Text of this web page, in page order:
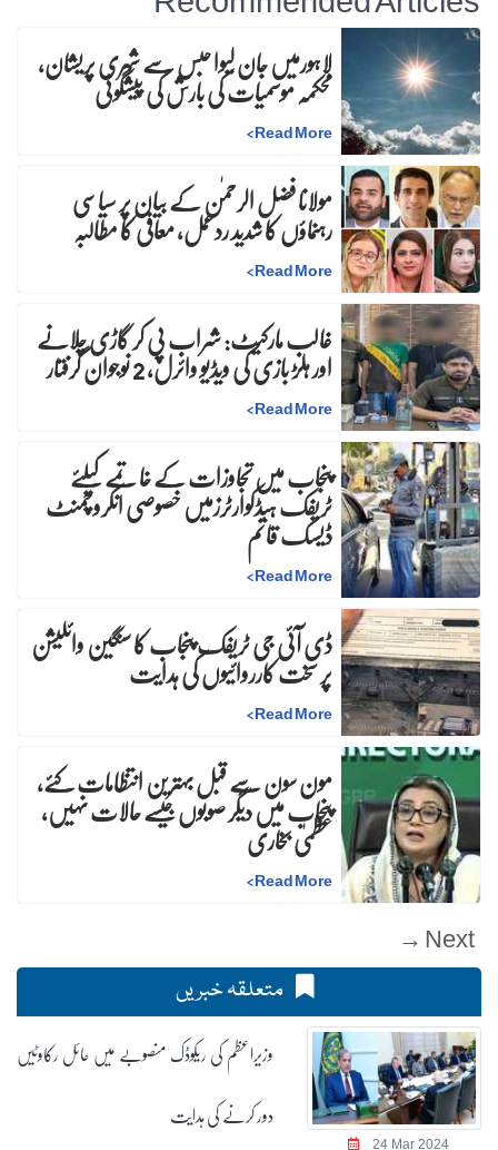
لاہورمیں جان لیوا حبس سے شہری پریشان،
محکمہ موسمیات کی بارش کی پیشگوئی
Read More
>
مولانا فضل الرحمٰن کے بیان پر سیاسی
رہنماؤں کا شدید ردعمل، معافی کا مطالبہ
Read More
>
غالب مارکیٹ: شراب پی کر گاڑی چلانے
اور ہلڑ بازی کی ویڈیو وائرل، 2 نوجوان گرفتار
Read More
>
پنجاب میں تجاوزات کے خاتمے کیلئے
ٹریفک ہیڈکوارٹرزمیں خصوصی انکروچمنٹ
ڈیسک قائم
Read More
>
ڈی آئی جی ٹریفک پنجاب کا سنگین وائلیشن
پر سخت کارروائیوں کی ہدایت
Read More
>
مون سون سے قبل بہترین انتظامات کئے،
پنجاب میں دیگر صوبوں جیسے حالات نہیں،
عظمیٰ بخاری
Read More
>
Next →
متعلقہ خبریں
24 Mar 2024
وزیراعظم کی ریکوڈک منصوبے میں حائل رکاوٹیں
دور کرنے کی ہدایت